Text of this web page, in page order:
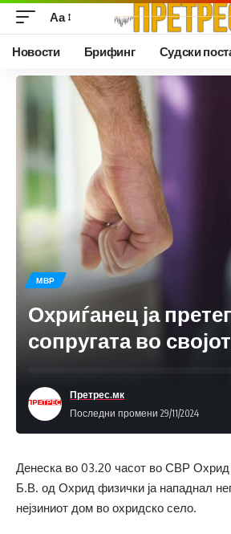
Аа
Новости Брифинг Судски
МВР
Охриѓанец ја
сопругата во
Последни промени 29/11/2024
Претрес.мк
Денеска во 03.20 часот во СВР Охрид
Б.В. од Охрид физички ја нападнал
нејзиниот дом во охридско село.